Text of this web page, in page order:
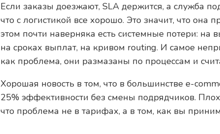
Если заказы доезжают, SLA держится, а служба
что с логистикой все хорошо. Это значит, что она
этом почти наверняка есть системные потери: на
на сроках выплат, на кривом routing. И самое
как проблема, они размазаны по процессам и
Хорошая новость в том, что в большинстве e-
25% эффективности без смены подрядчиков.
что проблема не в тарифах, а в том, как вы